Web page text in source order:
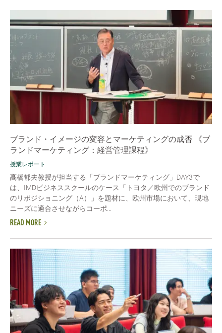
ブランド・イメージの変容とマーケティングの成否 《ブ
ランドマーケティング：経営管理課程》
授業レポート
髙橋郁夫教授が担当する「ブランドマーケティング」DAY3で
は、IMDビジネススクールのケース「トヨタ／欧州でのブランド
のリポジショニング（A）」を題材に、欧州市場において、現地
ニーズに適合させながらコーポ...
READ MORE